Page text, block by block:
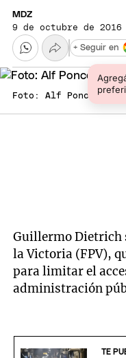
MDZ
9 de octubre de 2016
+ Seguir en
Foto: Alf Ponce /
Guillermo Dietrich
la Victoria (FPV),
para limitar el
administración
TE